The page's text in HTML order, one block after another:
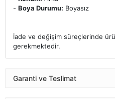
- Boya Durumu: Boyasız
İade ve değişim süreçlerinde
gerekmektedir.
Garanti ve Teslimat